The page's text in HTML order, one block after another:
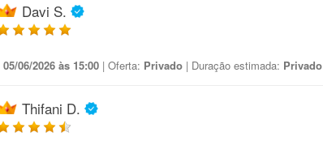
Davi S.
05/06/2026 às 15:00 | Oferta: Privado | Duração estimada: Privado
Thifani D.